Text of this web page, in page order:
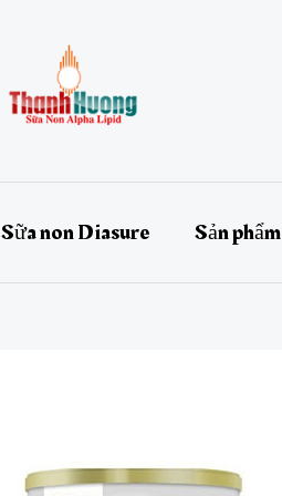
Sữa non Diasure Sản phẩm